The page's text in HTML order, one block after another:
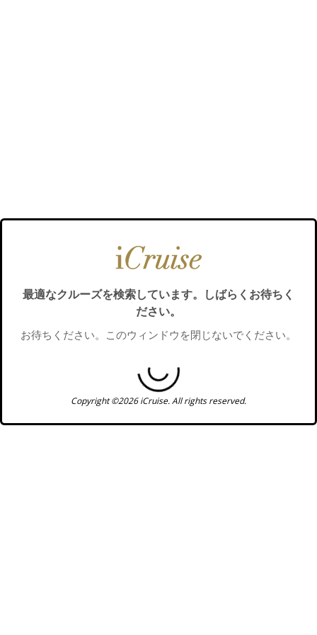
最適なクルーズを検索しています。しばらくお待ちく
ださい。
お待ちください。このウィンドウを閉じないでください。
Copyright ©2026 iCruise. All rights reserved.